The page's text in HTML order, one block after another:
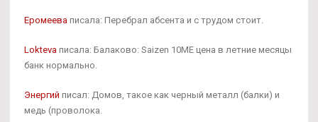
Еромеева писала: Перебрал абсента и с трудом стоит.
Lokteva писала: Балаково: Saizen 10ME цена в летние месяцы
банк нормально.
Энергий писал: Домов, такое как черный металл (балки) и
медь (проволока.